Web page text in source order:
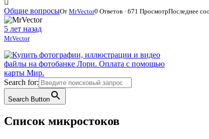
Общие вопросыОт MrVector0 Ответов · 671 ПросмотрПоследнее
5 лет назад
MrVector
Search for:
Search Button
Список микростоков